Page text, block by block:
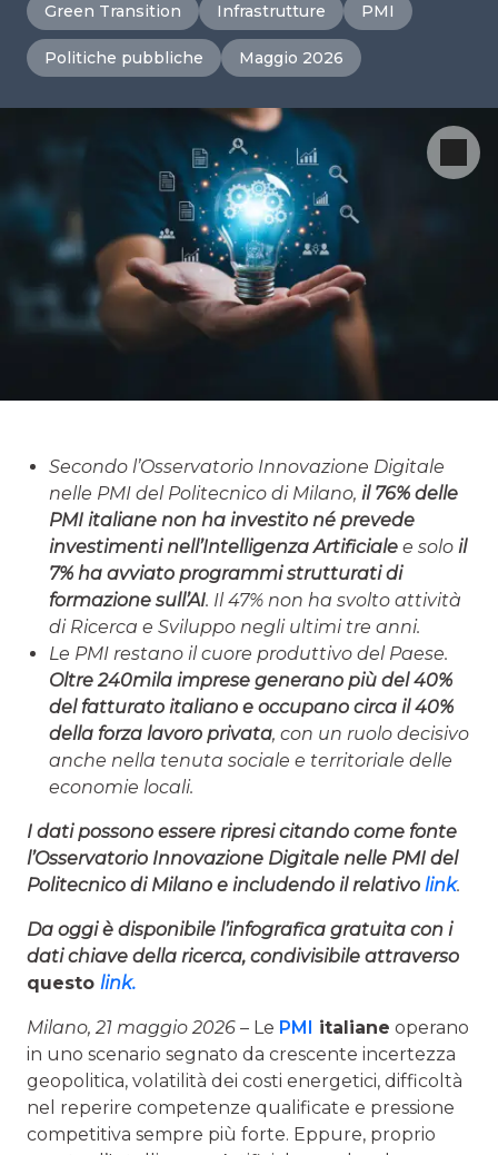
Green Transition Infrastrutture PMI
Politiche pubbliche Maggio 2026
Secondo l’Osservatorio Innovazione Digitale
nelle PMI del Politecnico di Milano, il 76% delle
PMI italiane non ha investito né prevede
investimenti nell’Intelligenza Artificiale e solo il
7% ha avviato programmi strutturati di
formazione sull’AI. Il 47% non ha svolto attività
di Ricerca e Sviluppo negli ultimi tre anni.
Le PMI restano il cuore produttivo del Paese.
Oltre 240mila imprese generano più del 40%
del fatturato italiano e occupano circa il 40%
della forza lavoro privata, con un ruolo decisivo
anche nella tenuta sociale e territoriale delle
economie locali.
I dati possono essere ripresi citando come fonte
l’Osservatorio Innovazione Digitale nelle PMI del
Politecnico di Milano e includendo il relativo link.
Da oggi è disponibile l’infografica gratuita con i
dati chiave della ricerca, condivisibile attraverso
questo link.
Milano, 21 maggio 2026 – Le PMI italiane operano
in uno scenario segnato da crescente incertezza
geopolitica, volatilità dei costi energetici, difficoltà
nel reperire competenze qualificate e pressione
competitiva sempre più forte. Eppure, proprio